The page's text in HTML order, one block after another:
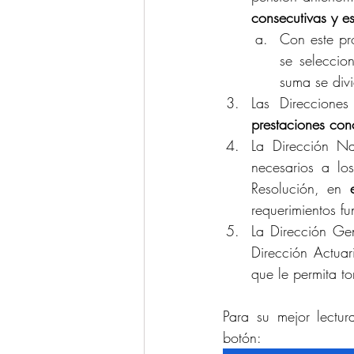
consecutivas y
Con este
se
suma se
Las
prestaciones
La Dirección
necesarios a
Resolución, en
requerimientos
La Dirección
Dirección
que le permita
Para su mejor
botón: